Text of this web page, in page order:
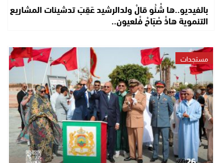
بالفيديو..ها شْنُو قالْ ولدالرشيد عَقِبَ تدشينات المشاريع
التنموية هاذْ صْبَاحْ فْلعيون..
مستجدات